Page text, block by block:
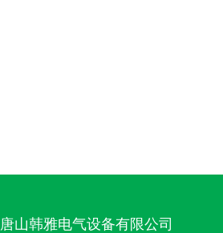
唐山韩雅电气设备有限公司